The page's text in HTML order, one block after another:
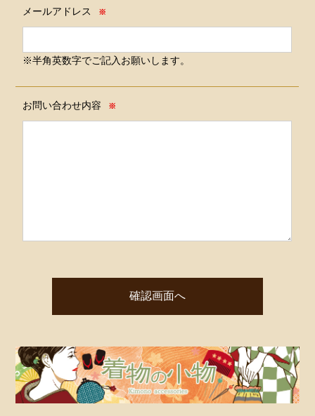
メールアドレス ※
※半角英数字でご記入お願いします。
お問い合わせ内容 ※